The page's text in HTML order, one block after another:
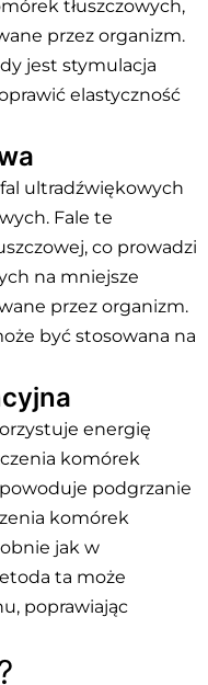
tłuszczowych,
przez organizm.
jest stymulacja
elastyczność
ultradźwiękowych
Fale te
co prowadzi
na mniejsze
przez organizm.
być stosowana na
energię
komórek
podgrzanie
komórek
jak w
ta może
poprawiając